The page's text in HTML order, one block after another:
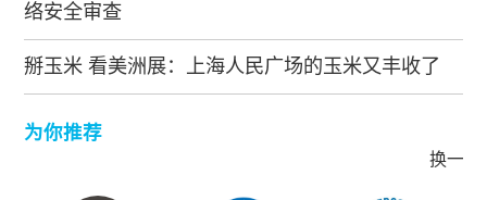
络安全审查
掰玉米 看美洲展：上海人民广场的玉米又丰收了
为你推荐
换一批